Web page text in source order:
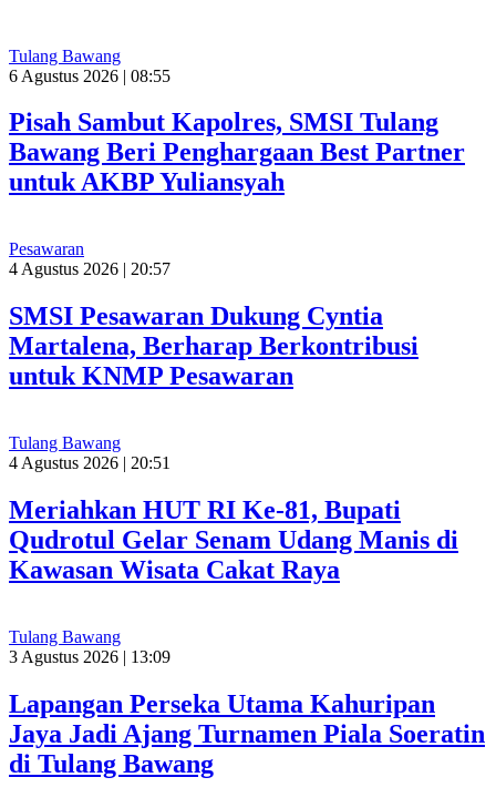
Tulang Bawang
6 Agustus 2026 | 08:55
Pisah Sambut Kapolres, SMSI Tulang
Bawang Beri Penghargaan Best Partner
untuk AKBP Yuliansyah
Pesawaran
4 Agustus 2026 | 20:57
SMSI Pesawaran Dukung Cyntia
Martalena, Berharap Berkontribusi
untuk KNMP Pesawaran
Tulang Bawang
4 Agustus 2026 | 20:51
Meriahkan HUT RI Ke-81, Bupati
Qudrotul Gelar Senam Udang Manis di
Kawasan Wisata Cakat Raya
Tulang Bawang
3 Agustus 2026 | 13:09
Lapangan Perseka Utama Kahuripan
Jaya Jadi Ajang Turnamen Piala Soeratin
di Tulang Bawang